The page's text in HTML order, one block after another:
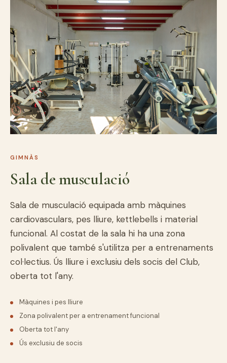
GIMNÀS
Sala de musculació
Sala de musculació equipada amb màquines
cardiovasculars, pes lliure, kettlebells i material
funcional. Al costat de la sala hi ha una zona
polivalent que també s'utilitza per a entrenaments
col·lectius. Ús lliure i exclusiu dels socis del Club,
oberta tot l'any.
Màquines i pes lliure
Zona polivalent per a entrenament funcional
Oberta tot l'any
Ús exclusiu de socis